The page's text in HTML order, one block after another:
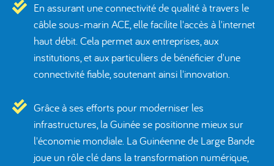
En assurant une connectivité de qualité à travers le
câble sous-marin ACE, elle facilite l'accès à l'internet
haut débit. Cela permet aux entreprises, aux
institutions, et aux particuliers de bénéficier d'une
connectivité fiable, soutenant ainsi l'innovation.
Grâce à ses efforts pour moderniser les
infrastructures, la Guinée se positionne mieux sur
l'économie mondiale. La Guinéenne de Large Bande
joue un rôle clé dans la transformation numérique,